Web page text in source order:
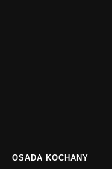
OSADA KOCHANY